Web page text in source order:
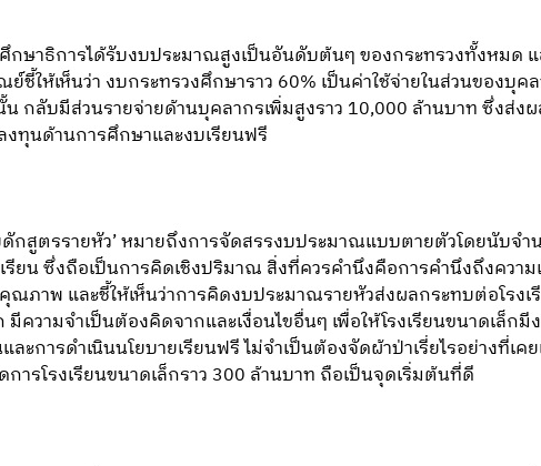
ษาธิการได้รับงบประมาณสูงเป็นอันดับต้นๆ ของกระทรวงทั้งหมด
ให้เห็นว่า งบกระทรวงศึกษาราว 60% เป็นค่าใช้จ่ายในส่วนของบุค
กลับมีส่วนรายจ่ายด้านบุคลากรเพิ่มสูงราว 10,000 ล้านบาท ซึ่งส่ง
ทุนด้านการศึกษาและงบเรียนฟรี
สูตรรายหัว’ หมายถึงการจัดสรรงบประมาณแบบตายตัวโดยนับจำ
น ซึ่งถือเป็นการคิดเชิงปริมาณ สิ่งที่ควรคำนึงคือการคำนึงถึงความ
ณภาพ และชี้ให้เห็นว่าการคิดงบประมาณรายหัวส่งผลกระทบต่อโรงเ
มีความจำเป็นต้องคิดจากและเงื่อนไขอื่นๆ เพื่อให้โรงเรียนขนาดเล็กมี
การดำเนินนโยบายเรียนฟรี ไม่จำเป็นต้องจัดผ้าป่าเรี่ยไรอย่างที่เค
รโรงเรียนขนาดเล็กราว 300 ล้านบาท ถือเป็นจุดเริ่มต้นที่ดี